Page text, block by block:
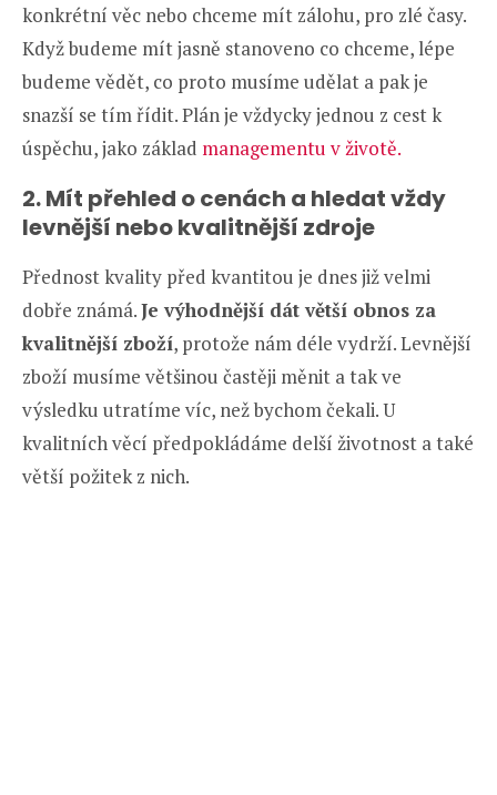
konkrétní věc nebo chceme mít zálohu, pro zlé časy.
Když budeme mít jasně stanoveno co chceme, lépe
budeme vědět, co proto musíme udělat a pak je
snazší se tím řídit. Plán je vždycky jednou z cest k
úspěchu, jako základ managementu v životě.
2. Mít přehled o cenách a hledat vždy
levnější nebo kvalitnější zdroje
Přednost kvality před kvantitou je dnes již velmi
dobře známá.Je výhodnější dát větší obnos za
kvalitnější zboží, protože nám déle vydrží. Levnější
zboží musíme většinou častěji měnit a tak ve
výsledku utratíme víc, než bychom čekali. U
kvalitních věcí předpokládáme delší životnost a také
větší požitek z nich.